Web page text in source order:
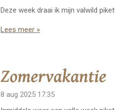
Deze week draai ik mijn valwild
Lees meer »
Zomervakantie
8 aug 2025 17:35